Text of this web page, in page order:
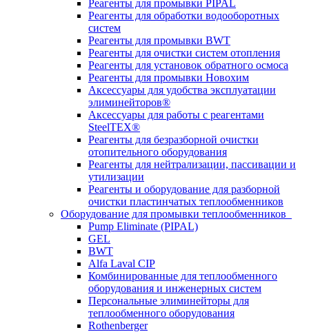
Реагенты для промывки PIPAL
Реагенты для обработки водооборотных
систем
Реагенты для промывки BWT
Реагенты для очистки систем отопления
Реагенты для установок обратного осмоса
Реагенты для промывки Новохим
Аксессуары для удобства эксплуатации
элиминейторов®
Аксессуары для работы с реагентами
SteelTEX®
Реагенты для безразборной очистки
отопительного оборудования
Реагенты для нейтрализации, пассивации и
утилизации
Реагенты и оборудование для разборной
очистки пластинчатых теплообменников
Оборудование для промывки теплообменников
Pump Eliminate (PIPAL)
GEL
BWT
Alfa Laval CIP
Комбинированные для теплообменного
оборудования и инженерных систем
Персональные элиминейторы для
теплообменного оборудования
Rothenberger